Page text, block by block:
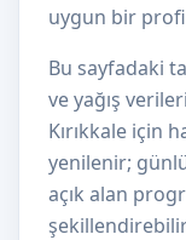
uygun bir
Bu sayfadaki
ve yağış
Kırıkkale için
yenilenir;
açık alan